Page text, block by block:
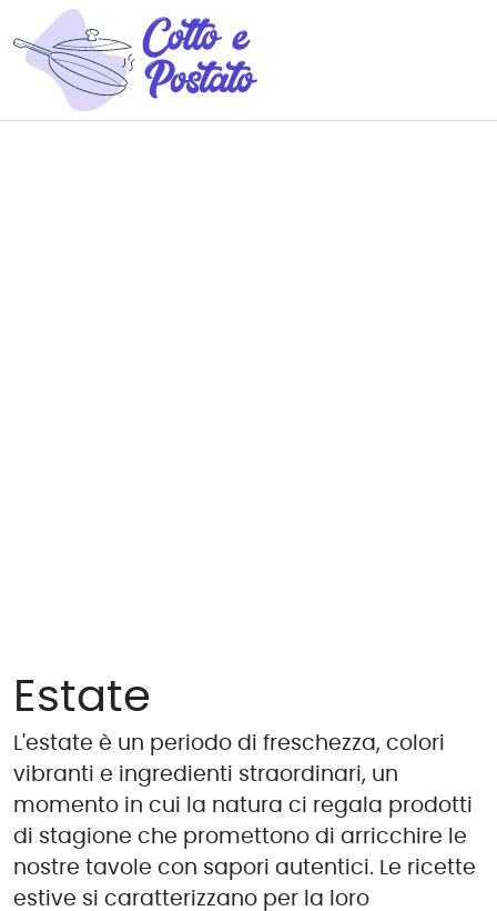
Estate
L'estate è un periodo di freschezza, colori
vibranti e ingredienti straordinari, un
momento in cui la natura ci regala prodotti
di stagione che promettono di arricchire le
nostre tavole con sapori autentici. Le ricette
estive si caratterizzano per la loro